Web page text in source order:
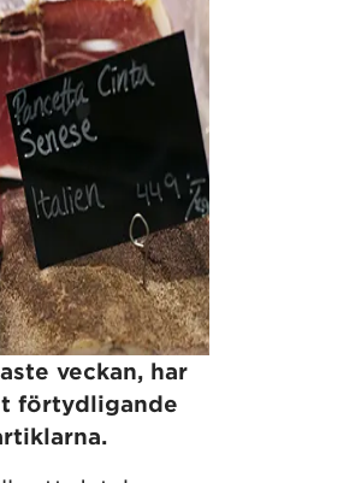
veckan, har
förtydligande